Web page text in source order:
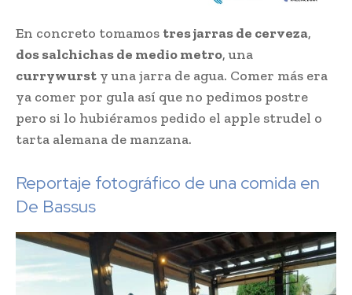
En concreto tomamos tres jarras de cerveza,
dos salchichas de medio metro, una
currywurst y una jarra de agua. Comer más era
ya comer por gula así que no pedimos postre
pero si lo hubiéramos pedido el apple strudel o
tarta alemana de manzana.
Reportaje fotográfico de una comida en
De Bassus